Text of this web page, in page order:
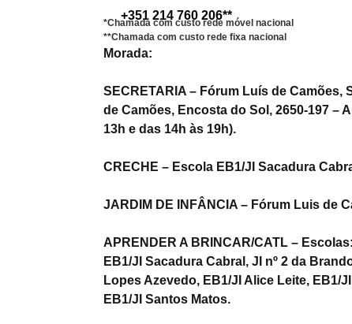
+351 214 760 206**
*Chamada com custo rede móvel nacional
**Chamada com custo rede fixa nacional
Morada:
SECRETARIA – Fórum Luís de Camões,
de Camões, Encosta do Sol, 2650-197 –
13h e das 14h às 19h).
CRECHE – Escola EB1/JI Sacadura
JARDIM DE INFÂNCIA – Fórum Luis de
APRENDER A BRINCAR/CATL –
EB1/JI Sacadura Cabral, JI nº 2 da
Lopes Azevedo, EB1/JI Alice Leite, EB1/
EB1/JI Santos Matos.